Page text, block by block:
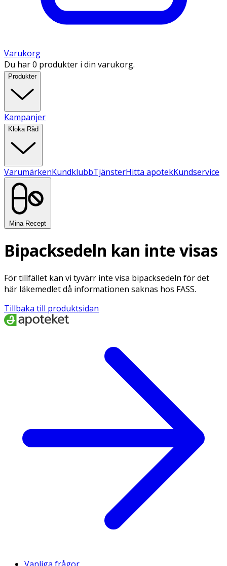
Varukorg
Du har 0 produkter i din varukorg.
Produkter
Kampanjer
Kloka Råd
VarumärkenKundklubbTjänsterHitta apotekKundservice
Mina Recept
Bipacksedeln kan inte visas
För tillfället kan vi tyvärr inte visa bipacksedeln för det
här läkemedlet då informationen saknas hos FASS.
Tillbaka till produktsidan